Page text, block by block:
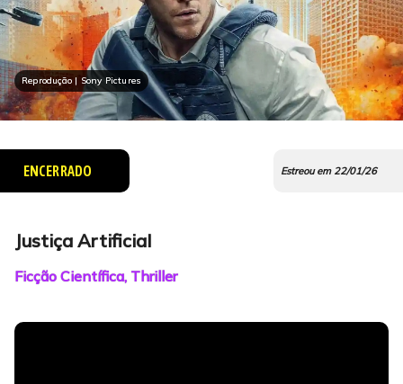
Reprodução | Sony Pictures
ENCERRADO Estreou em 22/01/26
Justiça Artificial
Ficção Científica, Thriller